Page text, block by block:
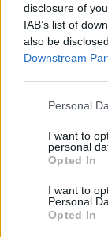
disclosure of
IAB’s list of
also be
Downstream
Personal
I want to
personal
Opted In
I want to
Personal
Opted In
Senaste
Golf Mk2
Vw
Senaste
Volvo 245
Senaste